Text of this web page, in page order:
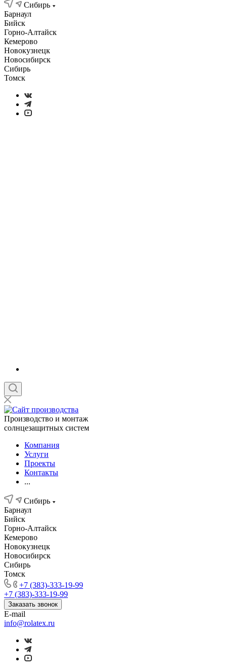
Сибирь
Барнаул
Бийск
Горно-Алтайск
Кемерово
Новокузнецк
Новосибирск
Сибирь
Томск
Производство и монтаж
солнцезащитных систем
Компания
Услуги
Проекты
Контакты
...
Сибирь
Барнаул
Бийск
Горно-Алтайск
Кемерово
Новокузнецк
Новосибирск
Сибирь
Томск
+7 (383)-333-19-99
+7 (383)-333-19-99
Заказать звонок
E-mail
info@rolatex.ru